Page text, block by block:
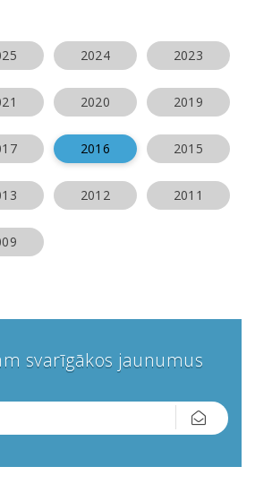
2024 2023
2020 2019
2016 2015
2012 2011
svarīgākos jaunumus